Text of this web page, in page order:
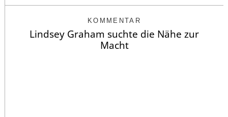
KOMMENTAR
Lindsey Graham suchte die Nähe zur
Macht